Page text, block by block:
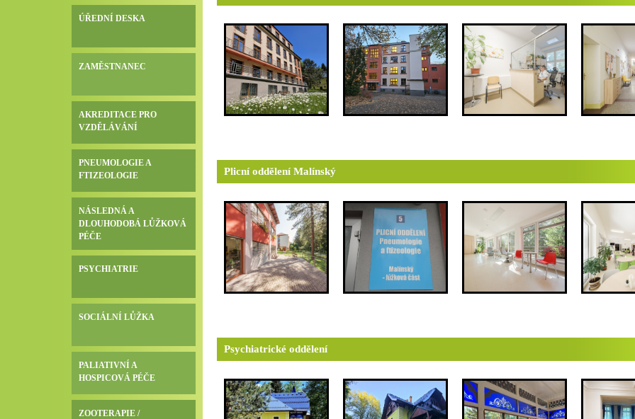
ÚŘEDNÍ DESKA
ZAMĚSTNANEC
AKREDITACE PRO
VZDĚLÁVÁNÍ
PNEUMOLOGIE A
FTIZEOLOGIE
NÁSLEDNÁ A
DLOUHODOBÁ LŮŽKOVÁ
PÉČE
PSYCHIATRIE
SOCIÁLNÍ LŮŽKA
PALIATIVNÍ A
HOSPICOVÁ PÉČE
ZOOTERAPIE /
Plicní oddělení Malínský
Psychiatrické oddělení